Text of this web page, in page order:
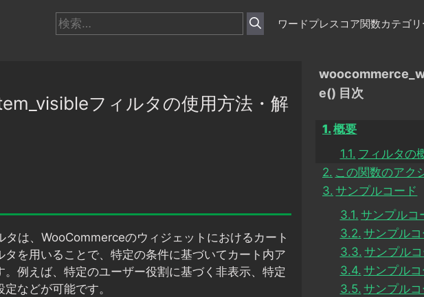
検
索:
ワードプレスコア関数カテゴリ
フィルタの使用方法・解
タは、WooCommerceのウィジェットにおけるカート
を用いることで、特定の条件に基づいてカート内ア
例えば、特定のユーザー役割に基づく非表示、特定
などが可能です。
e() 目次
概要
フィルタの
この関数のアク
サンプルコード
サンプルコ
サンプル
サンプル
サンプル
サンプル